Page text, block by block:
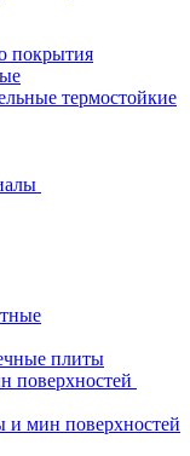
покрытия
термостойкие
плиты
поверхностей
и мин поверхностей